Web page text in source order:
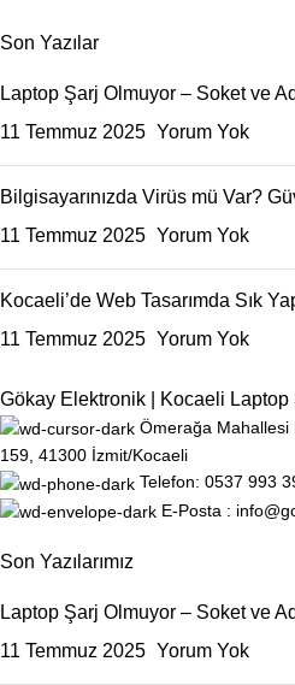
Son Yazılar
Laptop Şarj Olmuyor – Soket ve
11 Temmuz 2025 Yorum Yok
Bilgisayarınızda Virüs mü Var?
11 Temmuz 2025 Yorum Yok
Kocaeli’de Web Tasarımda Sık
11 Temmuz 2025 Yorum Yok
Gökay Elektronik | Kocaeli Laptop
Ömerağa Mahallesi
159, 41300 İzmit/Kocaeli
Telefon: 0537 993
E-Posta :
Son Yazılarımız
Laptop Şarj Olmuyor – Soket ve
11 Temmuz 2025 Yorum Yok